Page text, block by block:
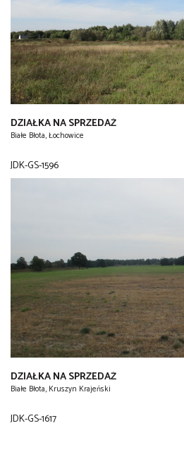
DZIAŁKA NA SPRZEDAŻ
Białe Błota, Łochowice
JDK-GS-1596
DZIAŁKA NA SPRZEDAŻ
Białe Błota, Kruszyn Krajeński
JDK-GS-1617